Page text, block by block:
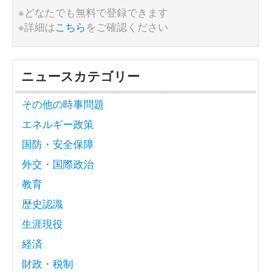
※どなたでも無料で登録できます
※詳細はこちらをご確認ください
ニュースカテゴリー
その他の時事問題
エネルギー政策
国防・安全保障
外交・国際政治
教育
歴史認識
生涯現役
経済
財政・税制